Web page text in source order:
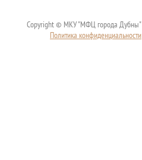
Copyright © МКУ "МФЦ города Дубны"
Политика конфиденциальности